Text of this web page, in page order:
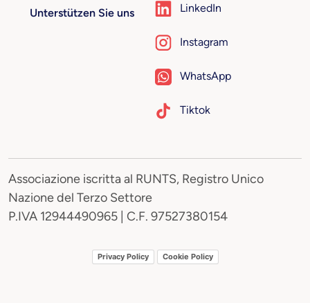
Unterstützen Sie uns LinkedIn
Instagram
WhatsApp
Tiktok
Associazione iscritta al RUNTS, Registro Unico
Nazione del Terzo Settore
P.IVA 12944490965 | C.F. 97527380154
Privacy Policy Cookie Policy